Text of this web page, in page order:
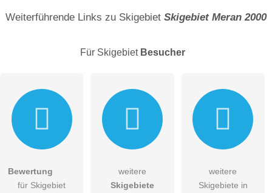
E-Mail-Adresse (wird nicht veröffentlicht)
Hiermit akzeptiere ich dieAGB
Weiterführende Links zu Skigebiet Skigebiet Meran 2000
Für Skigebiet Besucher
Bewertung
für Skigebiet
weitere
Skigebiete
weitere
Skigebiete in